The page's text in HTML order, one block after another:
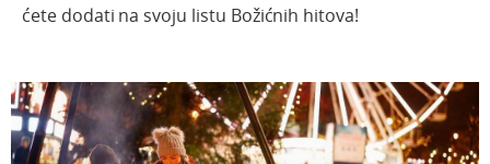
ćete dodati na svoju listu Božićnih hitova!